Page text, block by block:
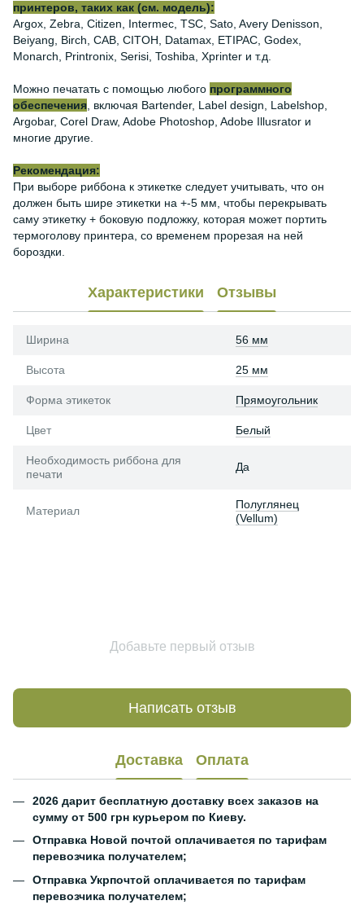
принтеров, таких как (см. модель):
Argox, Zebra, Citizen, Intermec, TSC, Sato, Avery Denisson,
Beiyang, Birch, CAB, CITOH, Datamax, ETIPAC, Godex,
Monarch, Printronix, Serisi, Toshiba, Xprinter и т.д.
Можно печатать с помощью любого программного
обеспечения , включая Bartender, Label design, Labelshop,
Argobar, Corel Draw, Adobe Photoshop, Adobe Illusrator и
многие другие.
Рекомендация:
При выборе риббона к этикетке следует учитывать, что он
должен быть шире этикетки на +-5 мм, чтобы перекрывать
саму этикетку + боковую подложку, которая может портить
термоголову принтера, со временем прорезая на ней
бороздки.
Характеристики Отзывы
Ширина 56 мм
Высота 25 мм
Форма этикеток Прямоугольник
Цвет Белый
Необходимость риббона для
печати
Да
Материал
Полуглянец
(Vellum)
Добавьте первый отзыв
Написать отзыв
Доставка Оплата
2026 дарит бесплатную доставку всех заказов на
сумму от 500 грн курьером по Киеву.
Отправка Новой почтой оплачивается по тарифам
перевозчика получателем;
Отправка Укрпочтой оплачивается по тарифам
перевозчика получателем;